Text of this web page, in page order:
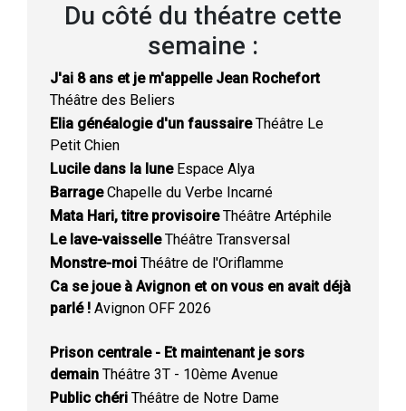
Du côté du théatre cette
semaine :
J'ai 8 ans et je m'appelle Jean Rochefort
Théâtre des Beliers
Elia généalogie d'un faussaireThéâtre Le
Petit Chien
Lucile dans la luneEspace Alya
BarrageChapelle du Verbe Incarné
Mata Hari, titre provisoireThéâtre Artéphile
Le lave-vaisselleThéâtre Transversal
Monstre-moi Théâtre de l'Oriflamme
Ca se joue à Avignon et on vous en avait déjà
parlé ! Avignon OFF 2026
Prison centrale - Et maintenant je sors
demain Théâtre 3T - 10ème Avenue
Public chéri Théâtre de Notre Dame